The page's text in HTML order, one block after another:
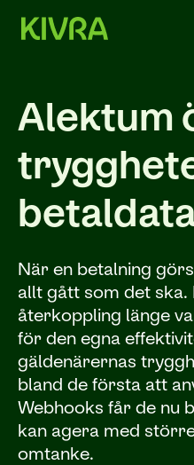
Alektum
När en betalning
allt gått som det
återkoppling länge
för den egna
gäldenärernas
bland de första att
Webhooks får de nu
kan agera med
omtanke.